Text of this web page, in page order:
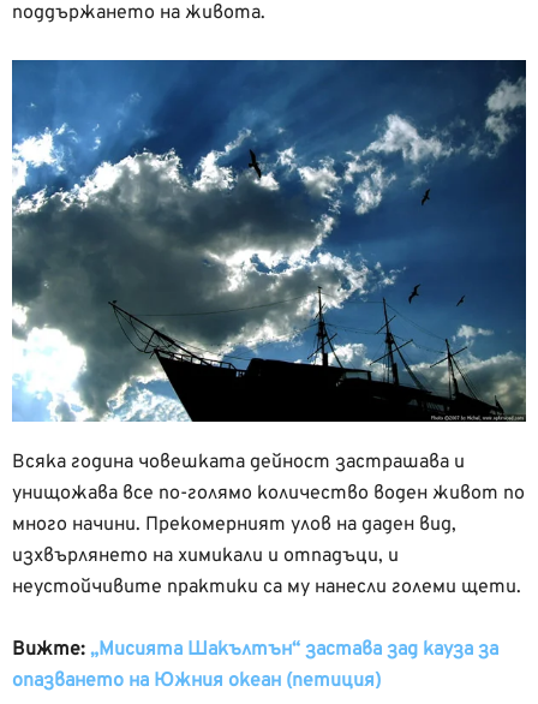
поддържането на живота.
Всяка година човешката дейност застрашава и
унищожава все по-голямо количество воден живот по
много начини. Прекомерният улов на даден вид,
изхвърлянето на химикали и отпадъци, и
неустойчивите практики са му нанесли големи щети.
Вижте: „Мисията Шакълтън“ застава зад кауза за
опазването на Южния океан (петиция)